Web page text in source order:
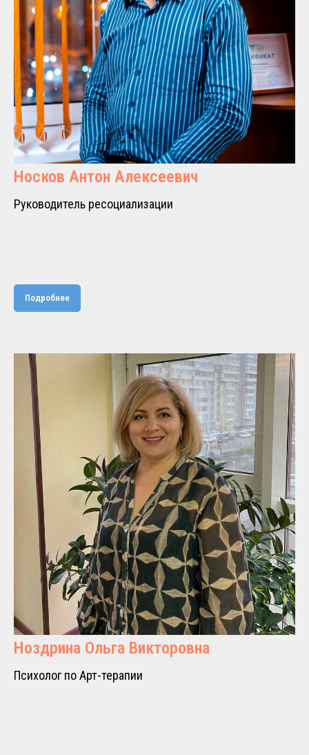
Носков Антон Алексеевич
Руководитель ресоциализации
Подробнее
Ноздрина Ольга Викторовна
Психолог по Арт-терапии